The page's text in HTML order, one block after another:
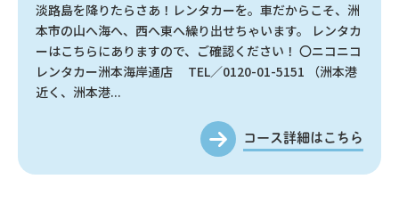
淡路島を降りたらさあ！レンタカーを。車だからこそ、洲
本市の山へ海へ、西へ東へ繰り出せちゃいます。 レンタカ
ーはこちらにありますので、ご確認ください！ 〇ニコニコ
レンタカー洲本海岸通店 TEL／0120-01-5151 （洲本港
近く、洲本港...
コース詳細はこちら